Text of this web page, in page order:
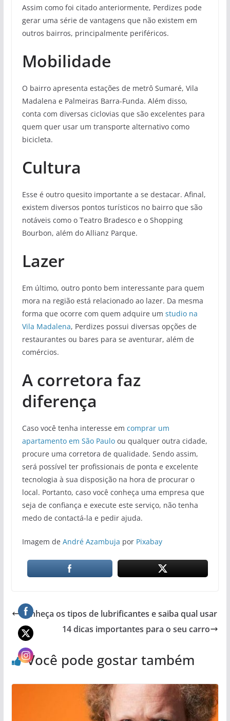
Assim como foi citado anteriormente, Perdizes pode
gerar uma série de vantagens que não existem em
outros bairros, principalmente periféricos.
Mobilidade
O bairro apresenta estações de metrô Sumaré, Vila
Madalena e Palmeiras Barra-Funda. Além disso,
conta com diversas ciclovias que são excelentes para
quem quer usar um transporte alternativo como
bicicleta.
Cultura
Esse é outro quesito importante a se destacar. Afinal,
existem diversos pontos turísticos no bairro que são
notáveis como o Teatro Bradesco e o Shopping
Bourbon, além do Allianz Parque.
Lazer
Em último, outro ponto bem interessante para quem
mora na região está relacionado ao lazer. Da mesma
forma que ocorre com quem adquire um studio na
Vila Madalena, Perdizes possui diversas opções de
restaurantes ou bares para se aventurar, além de
comércios.
A corretora faz
diferença
Caso você tenha interesse em comprar um
apartamento em São Pauloou qualquer outra cidade,
procure uma corretora de qualidade. Sendo assim,
será possível ter profissionais de ponta e excelente
tecnologia à sua disposição na hora de procurar o
local. Portanto, caso você conheça uma empresa que
seja de confiança e execute este serviço, não tenha
medo de contactá-la e pedir ajuda.
Imagem de André Azambuja por Pixabay
Conheça os tipos de lubrificantes e saiba qual usar
14 dicas importantes para o seu carro
Você pode gostar também